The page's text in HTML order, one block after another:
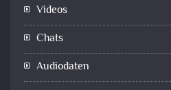
Videos
Chats
Audiodaten